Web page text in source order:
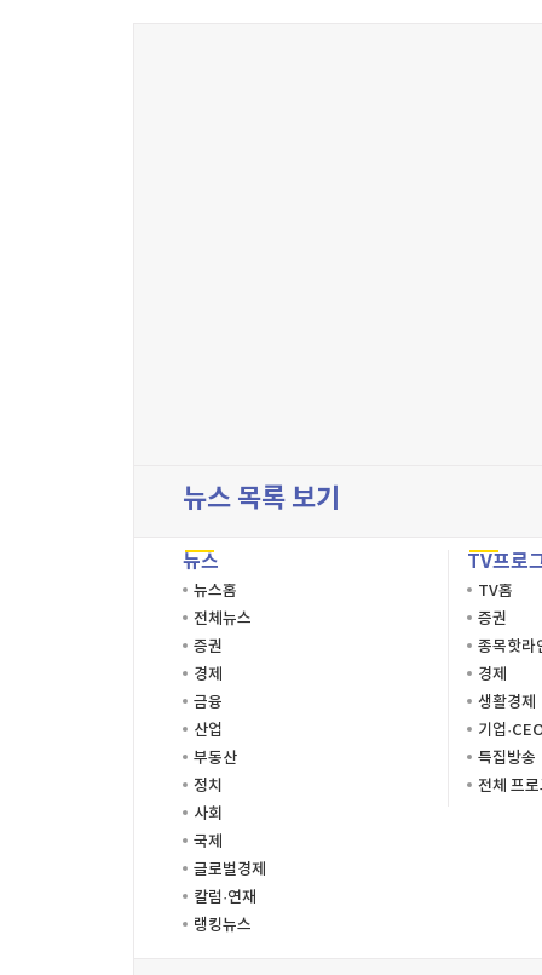
뉴스 목록 보기
뉴스
뉴스홈
전체뉴스
증권
경제
금융
산업
부동산
정치
사회
국제
글로벌경제
칼럼·연재
랭킹뉴스
TV프로
TV홈
증권
종목핫라
경제
생활경제
기업
특집방송
전체 프